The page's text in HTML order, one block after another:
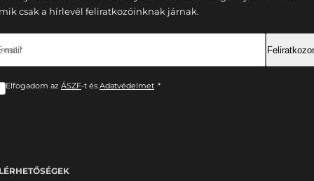
csak a hírlevél feliratkozóinknak járnak.
*
Elfogadom az ÁSZF-t és Adatvédelmet *